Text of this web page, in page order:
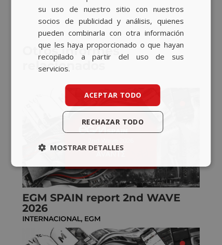
Otros informes
relacionados
EGM SPAIN report 2nd WAVE
2026
INTERNACIONAL, EGM
su uso de nuestro sitio con nuestros
socios de publicidad y análisis, quienes
pueden combinarla con otra información
que les haya proporcionado o que hayan
recopilado a partir del uso de sus
servicios.
ACEPTAR TODO
RECHAZAR TODO
MOSTRAR DETALLES